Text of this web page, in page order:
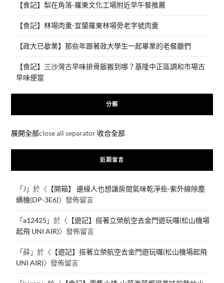
【食記】梨在角落-羅東文化工場附近早午餐推薦
【食記】林場肉羹-宜蘭羅東林場旁老字號肉羹
【政大已歇業】那些年跟著政大學生一起畢業的老餐廳們
【食記】三沙灣古早味排骨飯搬到哪？基隆中正區調和市場古
早味便當
分類
展開全部close all separator 收合全部
近期留言
「J 」於〈 【開箱】 邊緣人也想讓房間氣味乾淨些-紫外線除塵
螨機(DP-3E6)〉發佈留言
「a12425 」於〈 【遊記】搭著立榮航空去金門遊玩囉(松山機場
起飛 UNI AIR)〉發佈留言
「薛」於〈 【遊記】搭著立榮航空去金門遊玩囉(松山機場起飛
UNI AIR)〉發佈留言